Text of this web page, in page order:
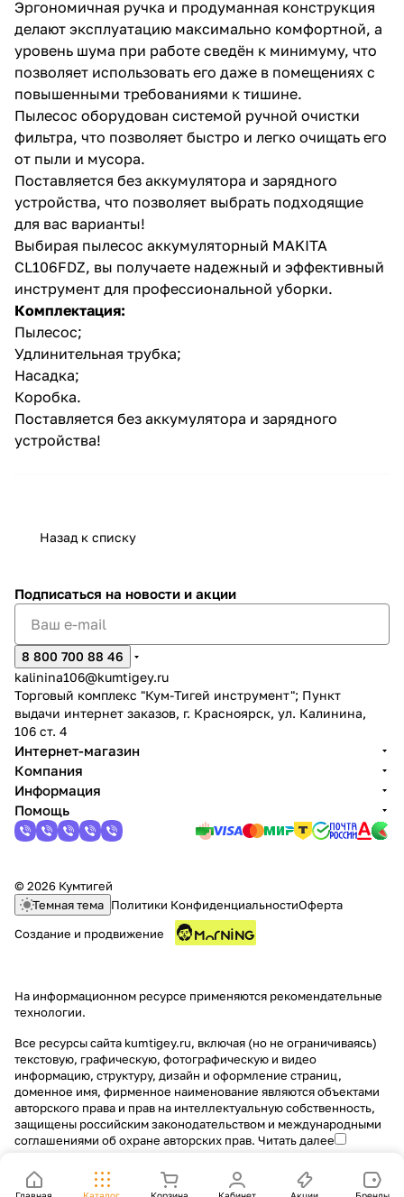
Эргономичная ручка и продуманная конструкция
делают эксплуатацию максимально комфортной, а
уровень шума при работе сведён к минимуму, что
позволяет использовать его даже в помещениях с
повышенными требованиями к тишине.
Пылесос оборудован системой ручной очистки
фильтра, что позволяет быстро и легко очищать его
от пыли и мусора.
Поставляется без аккумулятора и зарядного
устройства, что позволяет выбрать подходящие
для вас варианты!
Выбирая пылесос аккумуляторный MAKITA
CL106FDZ, вы получаете надежный и эффективный
инструмент для профессиональной уборки.
Комплектация:
Пылесос;
Удлинительная трубка;
Насадка;
Коробка.
Поставляется без аккумулятора и зарядного
устройства!
Назад к списку
Подписаться на новости и акции
8 800 700 88 46
kalinina106@kumtigey.ru
Торговый комплекс "Кум-Тигей инструмент"; Пункт
выдачи интернет заказов, г. Красноярск, ул. Калинина,
106 ст. 4
Интернет-магазин
Компания
Информация
Помощь
© 2026 Кумтигей
Темная тема Политики КонфиденциальностиОферта
Создание и продвижение
На информационном ресурсе применяются рекомендательные
технологии.
Все ресурсы сайта kumtigey.ru, включая (но не ограничиваясь)
текстовую, графическую, фотографическую и видео
информацию, структуру, дизайн и оформление страниц,
доменное имя, фирменное наименование являются объектами
авторского права и прав на интеллектуальную собственность,
защищены российским законодательством и международными
соглашениями об охране авторских прав. Читать далее
раз в 2 недели